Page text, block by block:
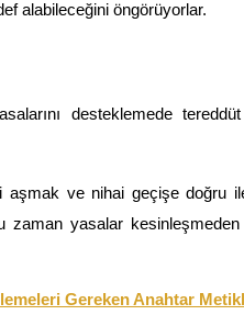
alabileceğini öngörüyorlar.
desteklemede tereddüt
aşmak ve nihai geçişe doğru
zaman yasalar
Gereken Anahtar